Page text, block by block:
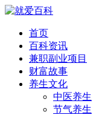
首页
百科资讯
兼职副业项目
财富故事
养生文化
中医养生
节气养生